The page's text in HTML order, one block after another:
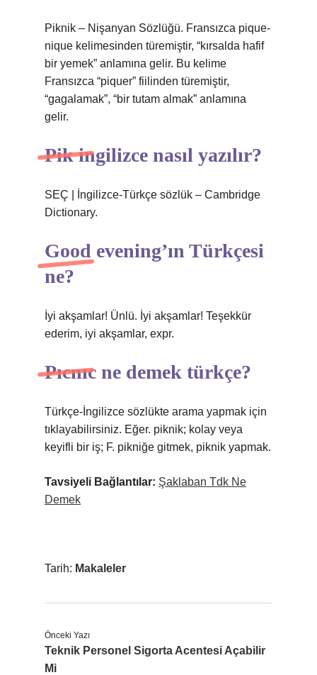
Piknik – Nişanyan Sözlüğü. Fransızca pique-
nique kelimesinden türemiştir, “kırsalda hafif
bir yemek” anlamına gelir. Bu kelime
Fransızca “piquer” fiilinden türemiştir,
“gagalamak”, “bir tutam almak” anlamına
gelir.
Pik ingilizce nasıl yazılır?
SEÇ | İngilizce-Türkçe sözlük – Cambridge
Dictionary.
Good evening’ın Türkçesi
ne?
İyi akşamlar! Ünlü. İyi akşamlar! Teşekkür
ederim, iyi akşamlar, expr.
Pıcnıc ne demek türkçe?
Türkçe-İngilizce sözlükte arama yapmak için
tıklayabilirsiniz. Eğer. piknik; kolay veya
keyifli bir iş; F. pikniğe gitmek, piknik yapmak.
Tavsiyeli Bağlantılar: Şaklaban Tdk Ne
Demek
Tarih: Makaleler
Önceki Yazı
Teknik Personel Sigorta Acentesi Açabilir
Mi